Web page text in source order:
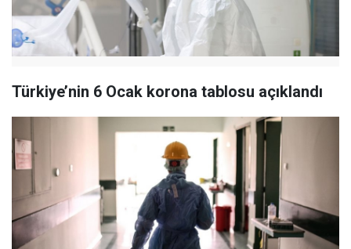
Türkiye’nin 6 Ocak korona tablosu açıklandı